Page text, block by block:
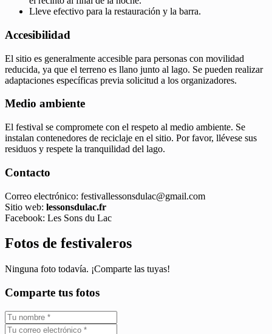
Lleve efectivo para la restauración y la barra.
Accesibilidad
El sitio es generalmente accesible para personas con movilidad
reducida, ya que el terreno es llano junto al lago. Se pueden realizar
adaptaciones específicas previa solicitud a los organizadores.
Medio ambiente
El festival se compromete con el respeto al medio ambiente. Se
instalan contenedores de reciclaje en el sitio. Por favor, llévese sus
residuos y respete la tranquilidad del lago.
Contacto
Correo electrónico: festivallessonsdulac@gmail.com
Sitio web: lessonsdulac.fr
Facebook: Les Sons du Lac
Fotos de festivaleros
Ninguna foto todavía. ¡Comparte las tuyas!
Comparte tus fotos